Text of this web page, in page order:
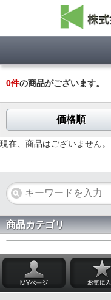
0件の商品がございます。
価格順
現在、商品はございません。
商品カテゴリ